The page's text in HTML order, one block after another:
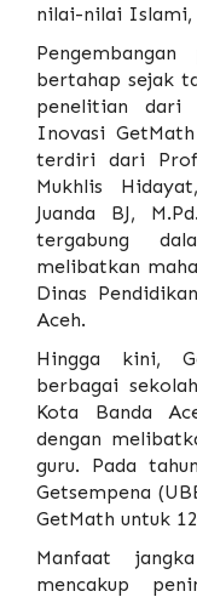
nilai-nilai Islami,
bertahap sejak
penelitian dari
Inovasi
terdiri dari
Mukhlis
Juanda BJ,
tergabung
melibatkan
Dinas
Aceh.
Hingga kini,
berbagai
Kota Banda
dengan
guru. Pada
Getsempena
GetMath untuk
Manfaat
mencakup